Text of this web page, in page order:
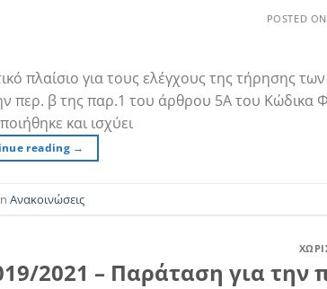
POSTED
πλαίσιο για τους ελέγχους της τήρησης
περ. β της παρ.1 του άρθρου 5Α του Κώδικα
και ισχύει
reading →
Ανακοινώσεις
2021 – Παράταση για την